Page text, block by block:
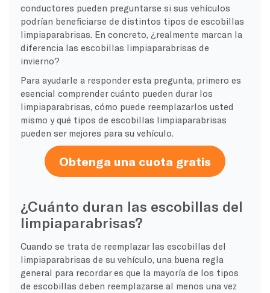
conductores pueden preguntarse si sus vehículos
podrían beneficiarse de distintos tipos de escobillas
limpiaparabrisas. En concreto, ¿realmente marcan la
diferencia las escobillas limpiaparabrisas de
invierno?
Para ayudarle a responder esta pregunta, primero es
esencial comprender cuánto pueden durar los
limpiaparabrisas, cómo puede reemplazarlos usted
mismo y qué tipos de escobillas limpiaparabrisas
pueden ser mejores para su vehículo.
Obtenga una cuota gratis
¿Cuánto duran las escobillas del
limpiaparabrisas?
Cuando se trata de reemplazar las escobillas del
limpiaparabrisas de su vehículo, una buena regla
general para recordar es que la mayoría de los tipos
de escobillas deben reemplazarse al menos una vez